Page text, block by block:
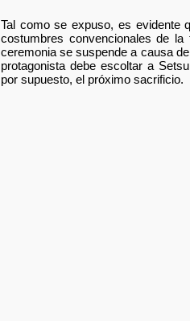
Tal como se expuso, es evidente
costumbres convencionales de
ceremonia se suspende a causa
protagonista debe escoltar a
por supuesto, el próximo sacrificio.